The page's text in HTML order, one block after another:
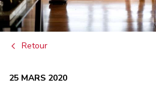
Retour
25 MARS 2020